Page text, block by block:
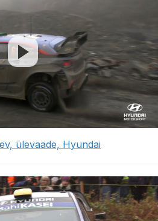
ülevaade, Hyundai